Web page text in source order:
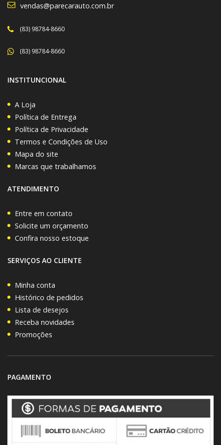
vendas@parecarauto.com.br
(83) 98784-8660
(83) 98784-8660
INSTITUNCIONAL
A Loja
Política de Entrega
Política de Privacidade
Termos e Condições de Uso
Mapa do site
Marcas que trabalhamos
ATENDIMENTO
Entre em contato
Solicite um orçamento
Confira nosso estoque
SERVIÇOS AO CLIENTE
Minha conta
Histórico de pedidos
Lista de desejos
Receba novidades
Promoções
PAGAMENTO